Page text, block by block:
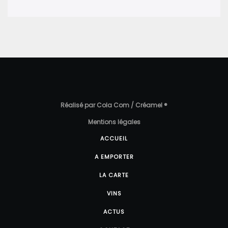
Réalisé par Cola Com / Créamel ®
Mentions légales
ACCUEIL
A EMPORTER
LA CARTE
VINS
ACTUS